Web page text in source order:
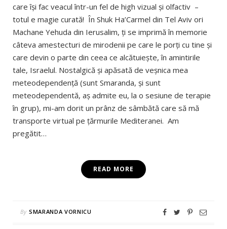
care își fac veacul într-un fel de high vizual și olfactiv –
totul e magie curată! În Shuk Ha’Carmel din Tel Aviv ori
Machane Yehuda din Ierusalim, ți se imprimă în memorie
câteva amestecturi de mirodenii pe care le porți cu tine și
care devin o parte din ceea ce alcătuiește, în amintirile
tale, Israelul. Nostalgică și apăsată de veșnica mea
meteodependență (sunt Smaranda, și sunt
meteodependentă, aș admite eu, la o sesiune de terapie
în grup), mi-am dorit un prânz de sâmbătă care să mă
transporte virtual pe țărmurile Mediteranei. Am
pregătit…
READ MORE
By SMARANDA VORNICU